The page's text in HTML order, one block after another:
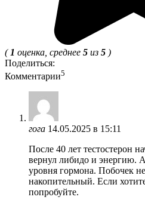
( 1 оценка, среднее 5 из 5 )
Поделиться:
Комментарии5
гога 14.05.2025 в 15:11
После 40 лет тестостерон
вернул либидо и энергию.
уровня гормона. Побочек
накопительный. Если
попробуйте.